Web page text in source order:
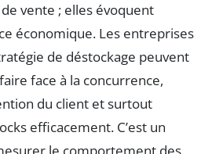
vente ; elles évoquent
économique. Les entreprises
de déstockage peuvent
face à la concurrence,
du client et surtout
efficacement. C’est un